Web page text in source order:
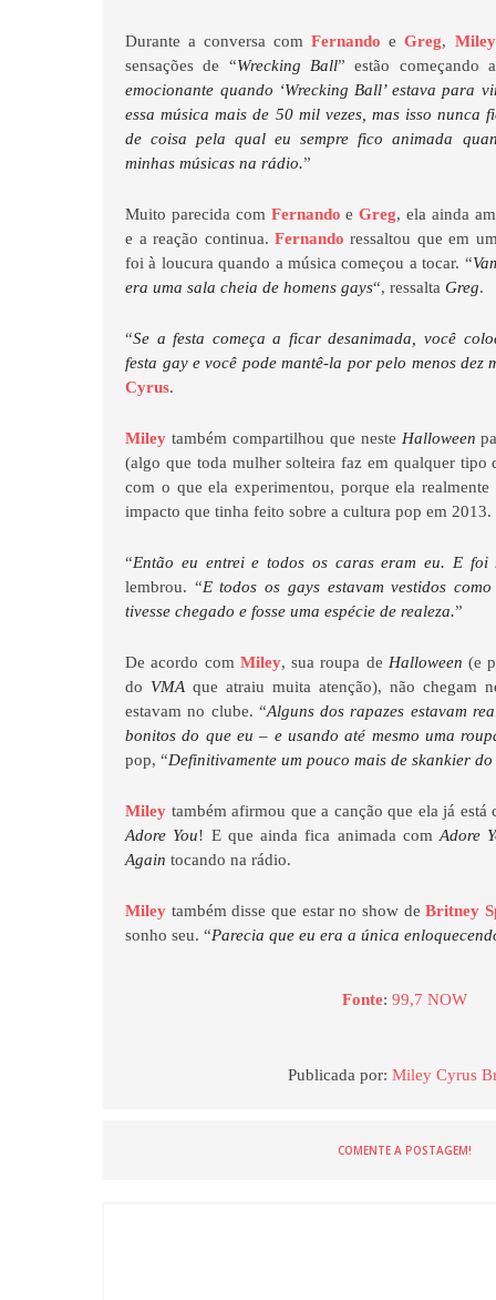
Durante a conversa comFernando eGreg, Miley
sensações de “Wrecking Ball” estão começando
emocionante quando ‘Wrecking Ball’ estava para
essa música mais de 50 mil vezes, mas isso nunca
de coisa pela qual eu sempre fico animada
minhas músicas na rádio.”
Muito parecida com Fernando eGreg, ela ainda
e a reação continua. Fernando ressaltou que em
foi à loucura quando a música começou a tocar. “
era uma sala cheia de homens gays“, ressaltaGreg.
“Se a festa começa a ficar desanimada, você
festa gay e você pode mantê-la por pelo menos dez
Cyrus.
Miley também compartilhou que neste Halloween
(algo que toda mulher solteira faz em qualquer tipo
com o que ela experimentou, porque ela
impacto que tinha feito sobre a cultura pop em 2013.
“Então eu entrei e todos os caras eram eu. E foi
lembrou. “E todos os gays estavam vestidos
tivesse chegado e fosse uma espécie de realeza.”
De acordo com Miley, sua roupa de Halloween (e
do VMA que atraiu muita atenção), não chegam
estavam no clube. “Alguns dos rapazes estavam
bonitos do que eu – e usando até mesmo uma
pop, “Definitivamente um pouco mais de skankier do
Miley também afirmou que a canção que ela já está
Adore You! E que ainda fica animada comAdore
Again tocando na rádio.
Miley também disse que estar no show deBritney
sonho seu. “Parecia que eu era a única
Fonte:99,7 NOW
Publicada por:Miley Cyrus
COMENTE A POSTAGEM!